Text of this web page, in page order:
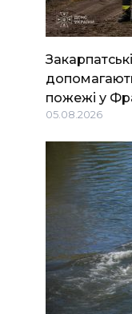
пожежі у
05.08.2026